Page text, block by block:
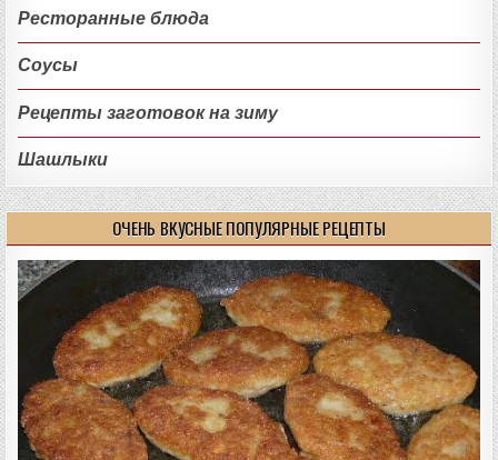
Ресторанные блюда
Соусы
Рецепты заготовок на зиму
Шашлыки
ОЧЕНЬ ВКУСНЫЕ ПОПУЛЯРНЫЕ РЕЦЕПТЫ